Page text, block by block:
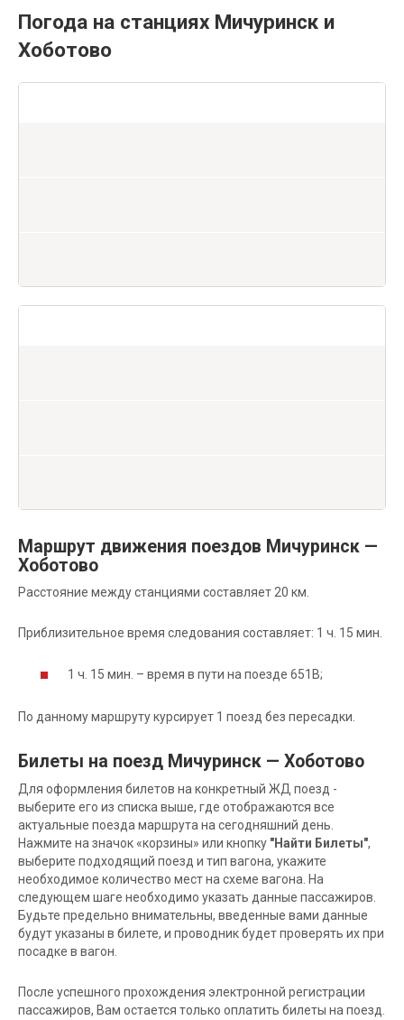
Погода на станциях Мичуринск и
Хоботово
Маршрут движения поездов Мичуринск —
Хоботово
Расстояние между станциями составляет 20 км.
Приблизительное время следования составляет: 1 ч. 15 мин.
1 ч. 15 мин. – время в пути на поезде 651В;
По данному маршруту курсирует 1 поезд без пересадки.
Билеты на поезд Мичуринск — Хоботово
Для оформления билетов на конкретный ЖД поезд -
выберите его из списка выше, где отображаются все
актуальные поезда маршрута на сегодняшний день.
Нажмите на значок «корзины» или кнопку "Найти Билеты",
выберите подходящий поезд и тип вагона, укажите
необходимое количество мест на схеме вагона. На
следующем шаге необходимо указать данные пассажиров.
Будьте предельно внимательны, введенные вами данные
будут указаны в билете, и проводник будет проверять их при
посадке в вагон.
После успешного прохождения электронной регистрации
пассажиров, Вам остается только оплатить билеты на поезд.